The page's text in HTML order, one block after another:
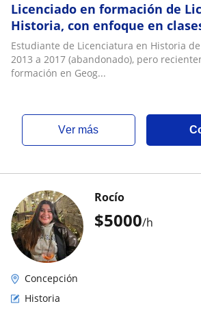
Licenciado en formación de
Historia, con enfoque en
personalizadas para cada
Estudiante de Licenciatura en Historia
2013 a 2017 (abandonado), pero
formación en Geog...
ver más
$5000/h
Rocío
Concepción
Historia